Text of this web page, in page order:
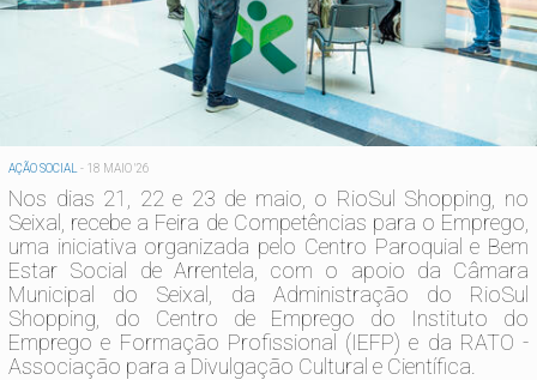
AÇÃO SOCIAL - 18 MAIO '26
Nos dias 21, 22 e 23 de maio, o RioSul Shopping, no
Seixal, recebe a Feira de Competências para o Emprego,
uma iniciativa organizada pelo Centro Paroquial e Bem
Estar Social de Arrentela, com o apoio da Câmara
Municipal do Seixal, da Administração do RioSul
Shopping, do Centro de Emprego do Instituto do
Emprego e Formação Profissional (IEFP) e da RATO -
Associação para a Divulgação Cultural e Científica.